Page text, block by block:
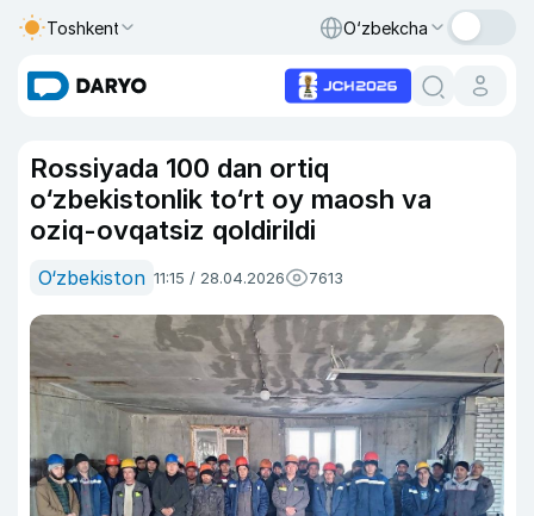
Toshkent O‘zbekcha
Rossiyada 100 dan ortiq
o‘zbekistonlik to‘rt oy maosh va
oziq-ovqatsiz qoldirildi
O‘zbekiston 11:15 / 28.04.2026 7613